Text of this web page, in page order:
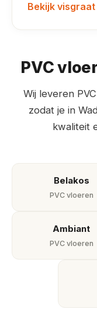
Bekijk
PVC
Wij leveren
zodat je in
kwaliteit
Belakos
PVC vloeren
Ambiant
PVC vloeren